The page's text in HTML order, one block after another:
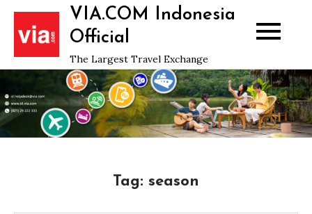
Skip
content
VIA.COM Indonesia
Official
The Largest Travel Exchange
Tag: season